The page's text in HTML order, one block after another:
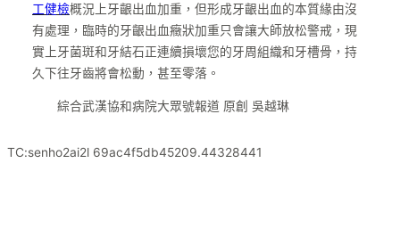
工健檢概況上牙齦出血加重，但形成牙齦出血的本質緣由沒
有處理，臨時的牙齦出血癥狀加重只會讓大師放松警戒，現
實上牙菌斑和牙結石正連續損壞您的牙周組織和牙槽骨，持
久下往牙齒將會松動，甚至零落。
綜合武漢協和病院大眾號報道 原創 吳越琳
TC:senho2ai2l 69ac4f5db45209.44328441